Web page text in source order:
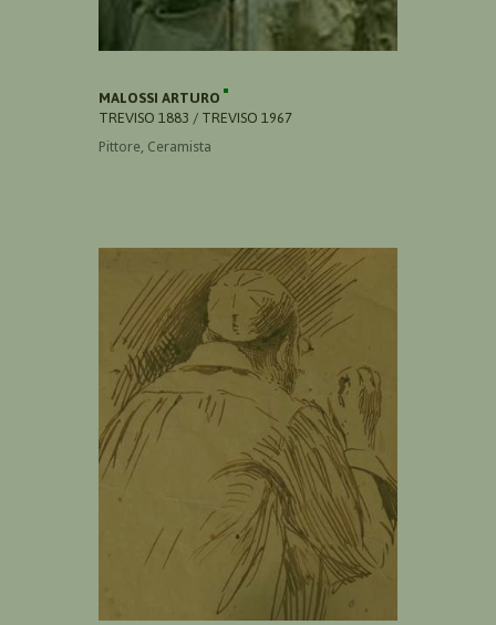
MALOSSI ARTURO
TREVISO 1883 / TREVISO 1967
Pittore, Ceramista